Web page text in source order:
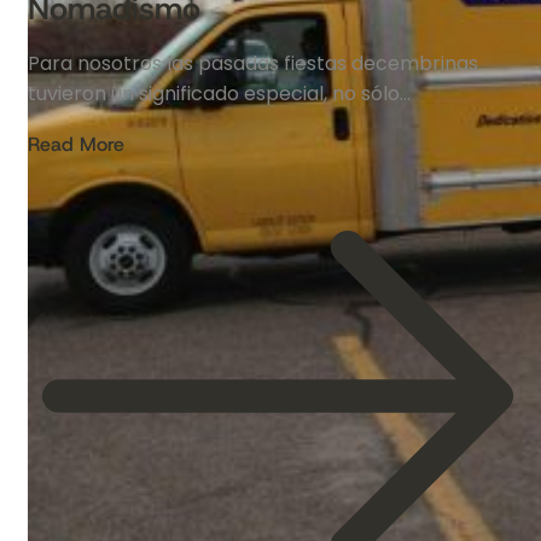
Nomadismo
Para nosotros las pasadas fiestas decembrinas
tuvieron un significado especial, no sólo…
Read More